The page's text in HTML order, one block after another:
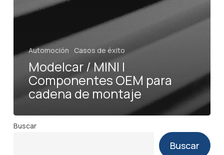
Automoción Casos de éxito
Modelcar / MINI |
Componentes OEM para
cadena de montaje
Buscar
Buscar